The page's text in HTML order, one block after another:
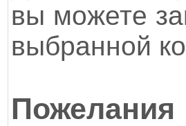
вы можете
выбранной
Пожелания